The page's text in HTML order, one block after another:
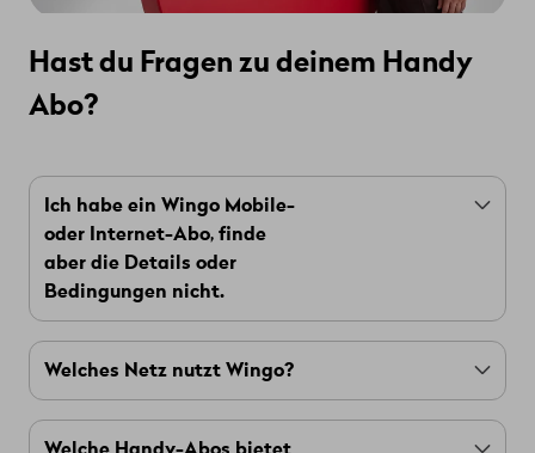
Hast du Fragen zu deinem Handy
Abo?
Ich habe ein Wingo Mobile-
oder Internet-Abo, finde
aber die Details oder
Bedingungen nicht.
Wenn du die Informationen zu deinem Abo
nicht findest, liegt das daran, dass dein Angebot
nicht mehr erhältlich ist.
In derPreisliste für nicht mehr verfügbare Abos
Welches Netz nutzt Wingo?
MitWingo Mobilewie auchWingo Internet
nutzt du das schnelle, zuverlässige und stabile